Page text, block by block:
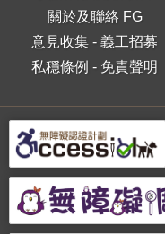
關於及聯絡 FG
意見收集 -義工招募
私穩條例 - 免責聲明